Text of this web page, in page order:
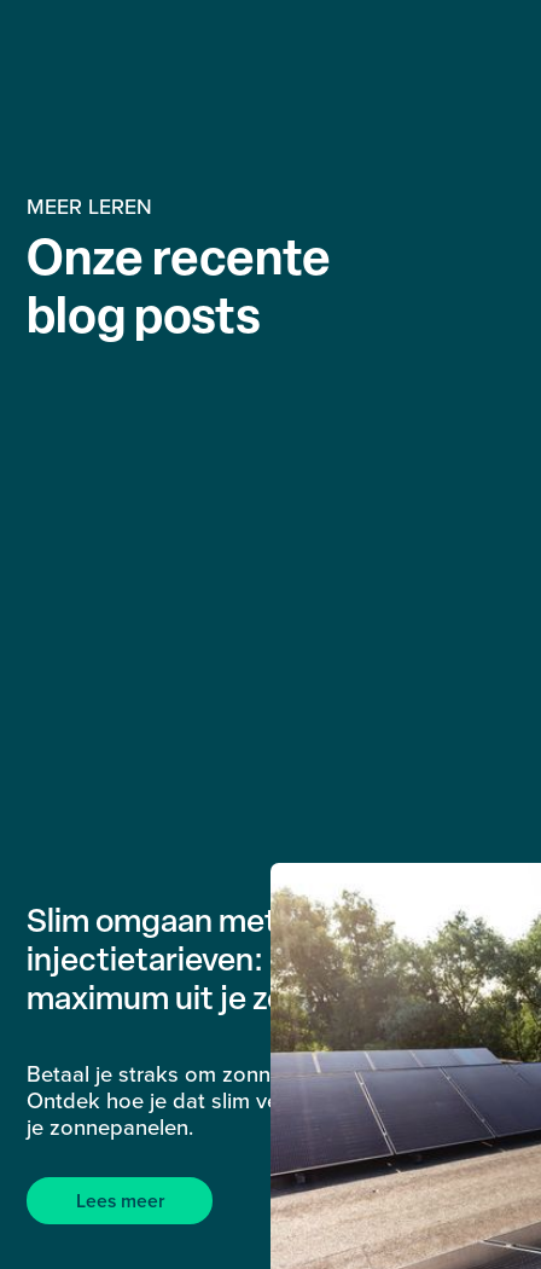
MEER LEREN
Onze recente
blog posts
Slim omgaan met negatieve
injectietarieven: haal het
maximum uit je zonnepanelen
Betaal je straks om zonnestroom te injecteren?
Ontdek hoe je dat slim vermijdt en méér haalt uit
je zonnepanelen.
Lees meer